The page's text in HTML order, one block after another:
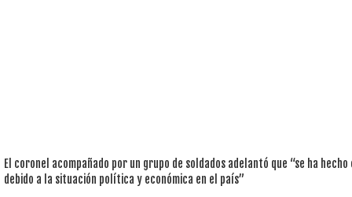
El coronel acompañado por un grupo de soldados adelantó que “se ha
debido a la situación política y económica en el país”